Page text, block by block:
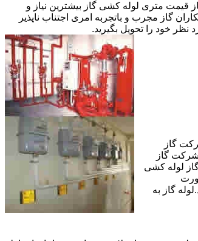
متری لوله کشی گاز بیشترین نیاز و
گاز مجرب و باتجربه امری اجتناب ناپذیر
نظر خود را تحویل بگیرید.
گاز
شرکت گاز
لوله کشی
گاز به